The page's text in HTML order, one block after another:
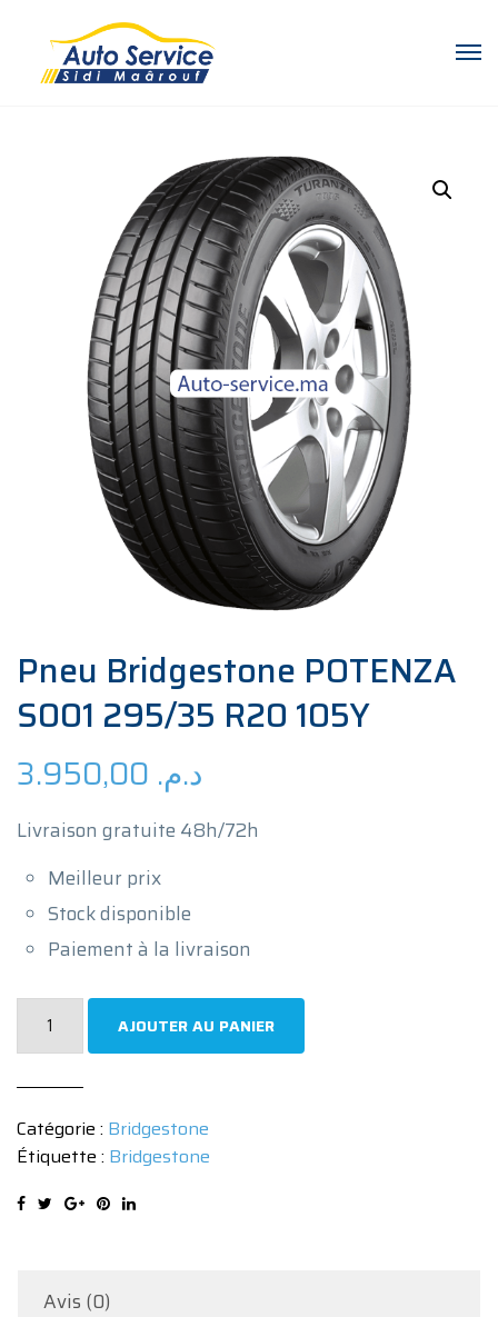
Pneu Bridgestone POTENZA
S001 295/35 R20 105Y
د.م.
Livraison gratuite 48h/72h
Meilleur prix
Stock disponible
Paiement à la livraison
quantité
POTENZA
S001
295/35
AJOUTER AU PANIER
Catégorie : Bridgestone
Étiquette : Bridgestone
Avis (0)